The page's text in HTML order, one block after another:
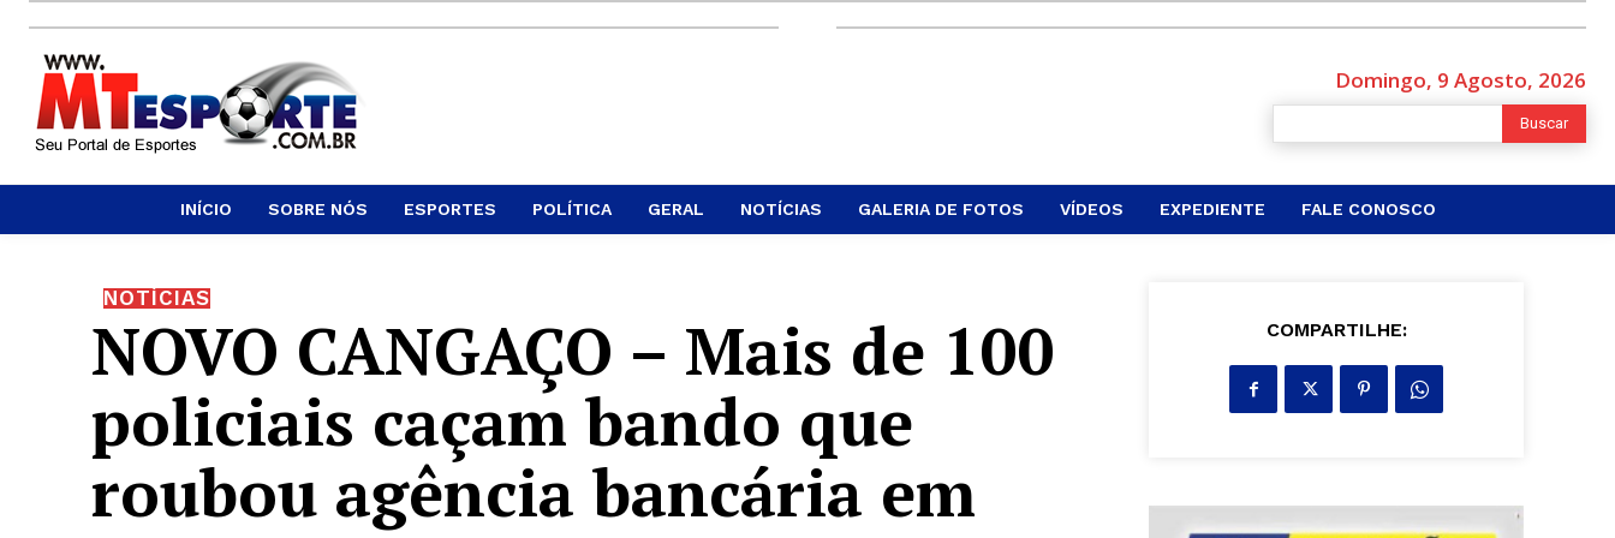
Domingo, 9 Agosto, 2026
Buscar
INÍCIO SOBRE NÓS ESPORTES POLÍTICA GERAL NOTÍCIAS GALERIA DE FOTOS VÍDEOS EXPEDIENTE FALE CONOSCO
NOTÍCIAS
NOVO CANGAÇO – Mais de 100
policiais caçam bando que
roubou agência bancária em
COMPARTILHE: